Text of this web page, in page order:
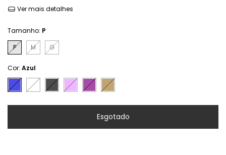
Ver mais detalhes
Tamanho: P
P
M G
Cor: Azul